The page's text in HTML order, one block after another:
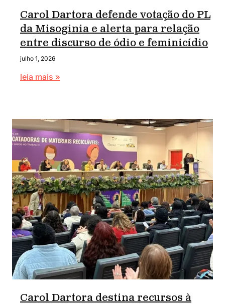
Carol Dartora defende votação do PL
da Misoginia e alerta para relação
entre discurso de ódio e feminicídio
julho 1, 2026
leia mais »
Carol Dartora destina recursos à